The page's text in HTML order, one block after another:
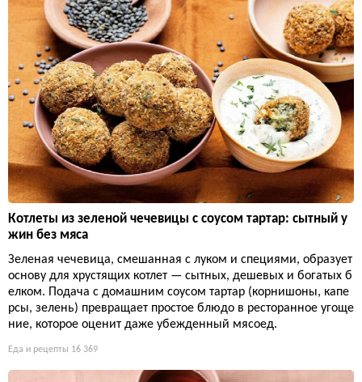
Котлеты из зеленой чечевицы с соусом тартар: сытный у
жин без мяса
Зеленая чечевица, смешанная с луком и специями, образует
основу для хрустящих котлет — сытных, дешевых и богатых б
елком. Подача с домашним соусом тартар (корнишоны, капе
рсы, зелень) превращает простое блюдо в ресторанное угоще
ние, которое оценит даже убежденный мясоед.
Еда и рецепты 16 369